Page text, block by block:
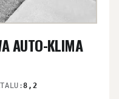
AUTO-KLIMA
:8,2